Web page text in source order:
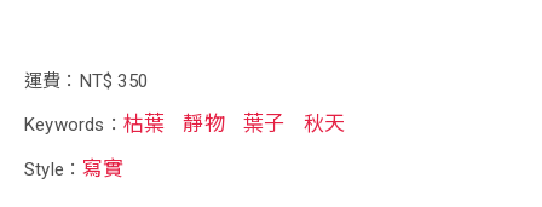
運費：NT$ 350
Keywords： 枯葉 靜物 葉子 秋天
Style：寫實